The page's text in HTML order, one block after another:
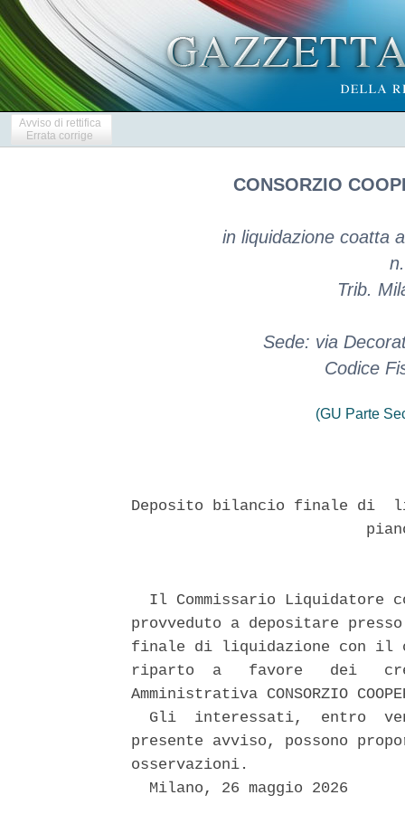
Avviso di rettifica
Errata corrige
CONSORZIO
in liquidazione coatta
Trib.
Sede: via
Codice
(GU Parte
Deposito bilancio finale di
Il Commissario Liquidatore
provveduto a depositare
finale di liquidazione con il
riparto  a   favore   dei
Amministrativa CONSORZIO
Gli  interessati,  entro
presente avviso, possono
osservazioni.
  Milano, 26 maggio 2026